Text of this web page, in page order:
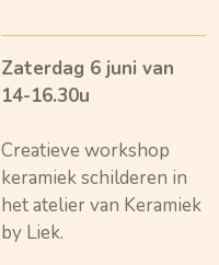
Zaterdag 6 juni van
14-16.30u
Creatieve workshop
keramiek schilderen in
het atelier van Keramiek
by Liek.